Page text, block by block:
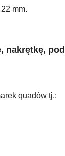
mm.
nakrętkę,
quadów tj.: